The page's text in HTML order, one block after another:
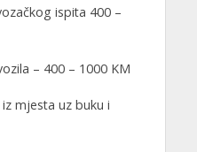
ispita 400 –
– 400 – 1000 KM
mjesta uz buku i